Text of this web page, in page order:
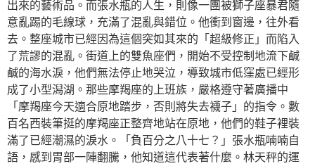
出來的藝術品。而張水瓶的人生，則像一團被獅子座暴君隨
意亂踢的毛線球，充滿了混亂與錯位。他衝到窗邊，往外看
去。整座城市已經因為這個突如其來的「超級修正」而陷入
了荒謬的混亂。街道上的雙魚座們，開始不受控制地流下鹹
鹹的海水淚，他們無法停止地哭泣，導致城市低窪處已經形
成了小型潟湖。那些摩羯座的上班族，嚴格遵守著廣播中
「摩羯座今天適合原地踏步，否則將失去襪子」的指令。數
百名西裝筆挺的摩羯座正整齊地站在原地，他們的鞋子裡裝
滿了已經潮濕的淚水。「負百分之八十七？」張水瓶喃喃自
語，感到胃部一陣翻騰，他知道這代表著什麼。林天秤的運